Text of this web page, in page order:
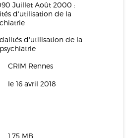
Juillet Août 2000 :
d'utilisation de la
d'utilisation de la
CRIM Rennes
le 16 avril 2018
1.75 MB